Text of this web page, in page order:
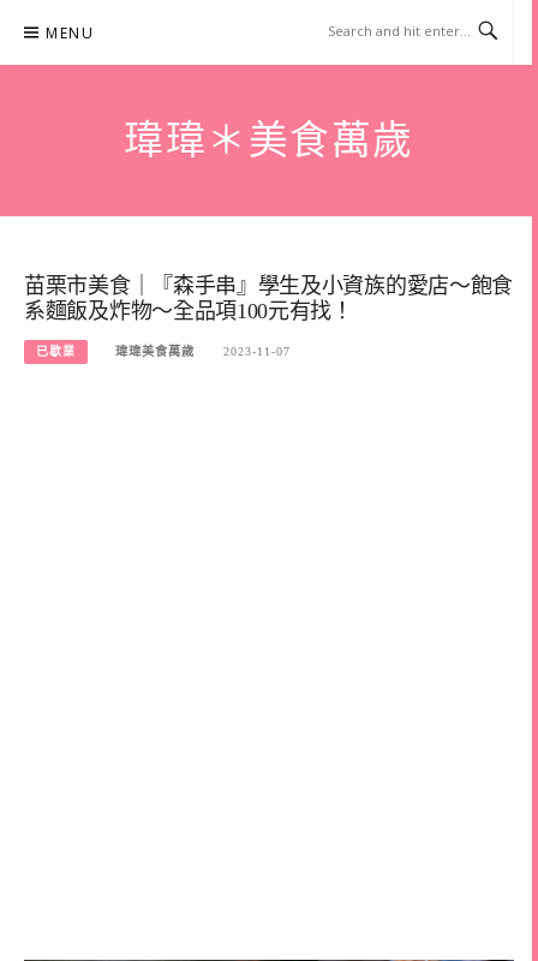
content
MENU
瑋瑋＊美食萬歲
苗栗市美食｜『森手串』學生及小資族的愛店～飽食
系麵飯及炸物～全品項100元有找！
已歇業 瑋瑋美食萬歲 2023-11-07